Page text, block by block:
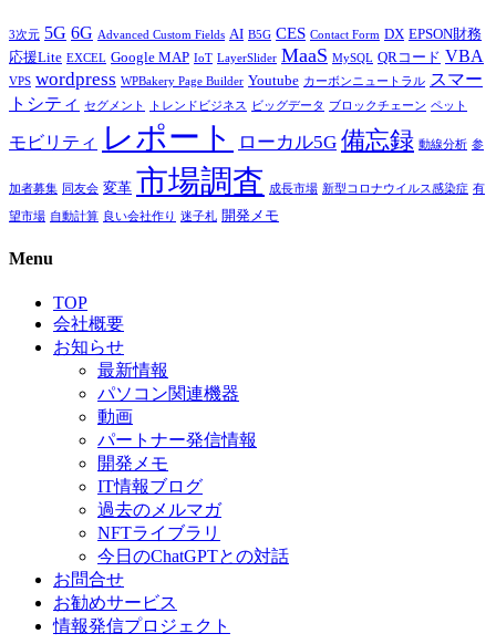
3次元 5G 6G Advanced Custom Fields AI B5G CES Contact Form DX EPSON財務
応援Lite EXCEL Google MAP IoT LayerSlider MaaS MySQL QRコード VBA
VPS wordpress WPBakery Page Builder Youtube カーボンニュートラル スマー
トシティ
セグメント トレンドビジネス ビッグデータ ブロックチェーン ペット
モビリティ レポート ローカル5G 備忘録 動線分析 参
加者募集 同友会 変革 市場調査 成長市場 新型コロナウイルス感染症 有
望市場 自動計算 良い会社作り 迷子札 開発メモ
Menu
TOP
会社概要
お知らせ
最新情報
パソコン関連機器
動画
パートナー発信情報
開発メモ
IT情報ブログ
過去のメルマガ
NFTライブラリ
今日のChatGPTとの対話
お問合せ
お勧めサービス
情報発信プロジェクト